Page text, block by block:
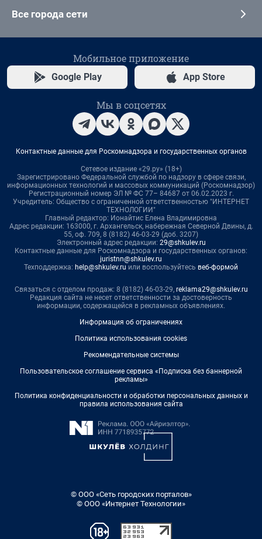
Все города сети
Мобильное приложение
Google Play App Store
Мы в соцсетях
Контактные данные для Роскомнадзора и государственных органов
Сетевое издание «29.ру» (18+)
Зарегистрировано Федеральной службой по надзору в сфере связи,
информационных технологий и массовых коммуникаций (Роскомнадзор)
Регистрационный номер ЭЛ № ФС 77– 84687 от 06.02.2023 г.
Учредитель: Общество с ограниченной ответственностью "ИНТЕРНЕТ
ТЕХНОЛОГИИ"
Главный редактор: Ионайтис Елена Владимировна
Адрес редакции: 163000, г. Архангельск, набережная Северной Двины, д.
55, оф. 709, 8 (8182) 46-03-29 (доб. 3207)
Электронный адрес редакции: 29@shkulev.ru
Контактные данные для Роскомнадзора и государственных органов:
juristnn@shkulev.ru
Техподдержка: help@shkulev.ru или воспользуйтесь веб-формой
Связаться с отделом продаж: 8 (8182) 46-03-29, reklama29@shkulev.ru
Редакция сайта не несет ответственности за достоверность
информации, содержащейся в рекламных объявлениях.
Информация об ограничениях
Политика использования cookies
Рекомендательные системы
Пользовательское соглашение сервиса «Подписка без баннерной
рекламы»
Политика конфиденциальности и обработки персональных данных и
правила использования сайта
© ООО «Сеть городских порталов»
© ООО «Интернет Технологии»